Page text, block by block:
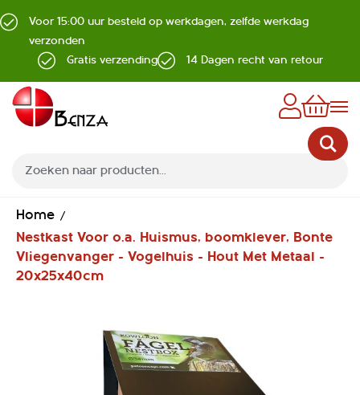
Voor 15:00 uur besteld op werkdagen, zelfde werkdag
verzonden
Gratis verzending
14 Dagen recht van retour
Home
Nestkast Voor o.a. Huismus, boomklever, Bonte
Vliegenvanger - Vogelhuis - Hout Met Metaal -
20x25x40cm